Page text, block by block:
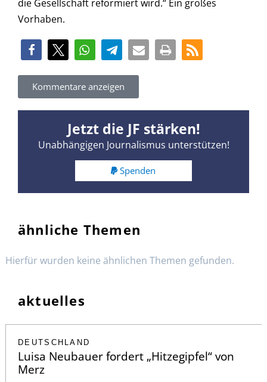
die Gesellschaft reformiert wird.“ Ein großes
Vorhaben.
Kommentare anzeigen
Jetzt die JF stärken!
Unabhängigen Journalismus unterstützen!
Spenden
ähnliche Themen
Hierfür wurden keine ähnlichen Themen gefunden.
aktuelles
DEUTSCHLAND
Luisa Neubauer fordert „Hitzegipfel“ von
Merz